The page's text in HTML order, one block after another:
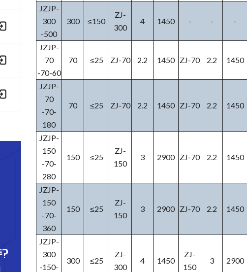
JZJP-
300
-500
300 ≤150
ZJ-
300
4 1450 - - -
JZJP-
70
-70-60
70 ≤25 ZJ-70 2.2 1450 ZJ-70 2.2 1450
JZJP-
70
-70-
180
70 ≤25 ZJ-70 2.2 1450 ZJ-70 2.2 1450
JZJP-
150
-70-
280
150 ≤25
ZJ-
150
3 2900 ZJ-70 2.2 1450
JZJP-
150
-70-
360
150 ≤25
ZJ-
150
3 2900 ZJ-70 2.2 1450
JZJP-
300
-150-
300 ≤25
ZJ-
300
4 1450
ZJ-
150
3 2900